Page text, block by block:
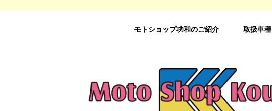
モトショップ功和のご紹介 取扱車種